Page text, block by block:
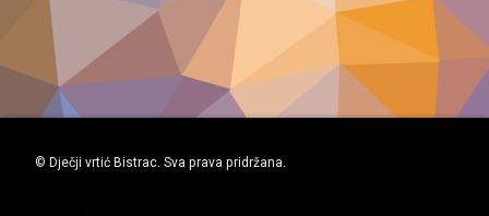
© Dječji vrtić Bistrac. Sva prava pridržana.